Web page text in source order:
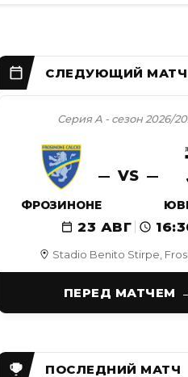
Stadio Benito Stirpe,
Серия А - сезон 2026/
ФРОЗИНОНЕ
VS
23 АВГ
ПЕРЕД МАТЧЕМ